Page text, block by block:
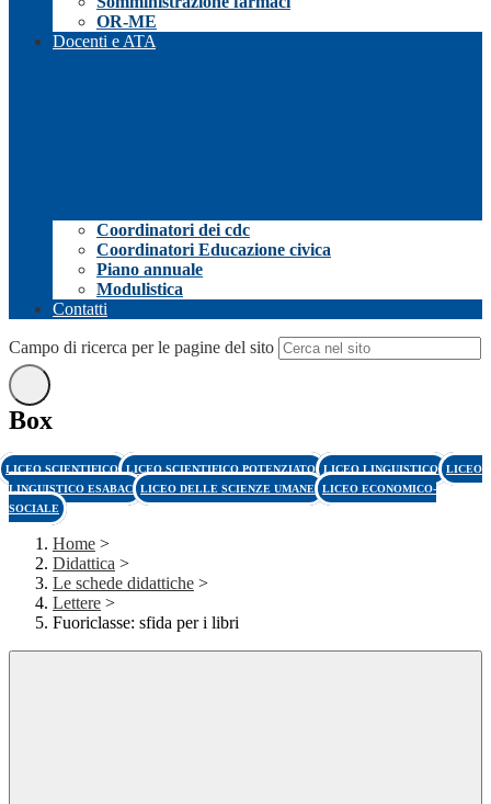
OR-ME
Docenti e ATA
Coordinatori dei cdc
Coordinatori Educazione civica
Piano annuale
Modulistica
Contatti
Campo di ricerca per le pagine del sito
Box
LICEO SCIENTIFICO LICEO SCIENTIFICO POTENZIATO LICEO LINGUISTICO LICEO
LINGUISTICO ESABAC LICEO DELLE SCIENZE UMANE LICEO ECONOMICO-
SOCIALE
Home >
Didattica >
Le schede didattiche >
Lettere >
Fuoriclasse: sfida per i libri